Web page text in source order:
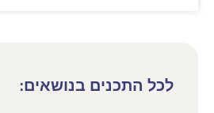
לכל התכנים בנושאים: